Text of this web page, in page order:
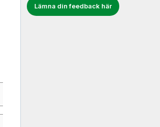
Lämna din feedback här